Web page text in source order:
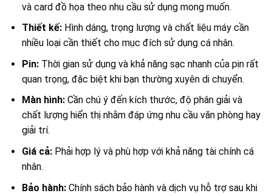
và card đồ họa theo nhu cầu sử dụng mong muốn.
Thiết kế:Hình dáng, trọng lượng và chất liệu máy cần
nhiều loại cần thiết cho mục đích sử dụng cá nhân.
Pin:Thời gian sử dụng và khả năng sạc nhanh của pin rất
quan trọng, đặc biệt khi bạn thường xuyên di chuyển.
Màn hình:Cần chú ý đến kích thước, độ phân giải và
chất lượng hiển thị nhằm đáp ứng nhu cầu văn phòng hay
giải trí.
Giá cả:Phải hợp lý và phù hợp với khả năng tài chính cá
nhân.
Bảo hành:Chính sách bảo hành và dịch vụ hỗ trợ sau khi